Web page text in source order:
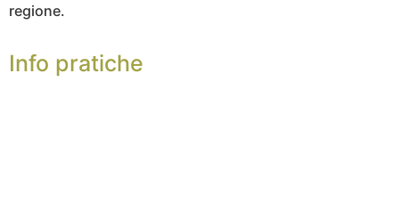
regione.
Info pratiche